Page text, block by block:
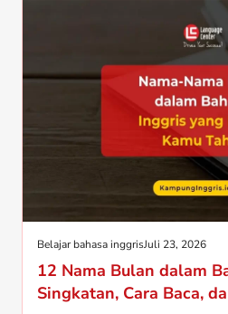
Belajar bahasa inggrisJuli 23, 2026
12 Nama Bulan dalam
Singkatan, Cara Baca,